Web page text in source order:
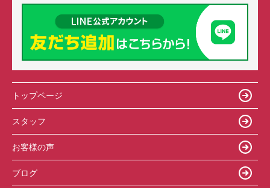
トップページ
スタッフ
お客様の声
ブログ